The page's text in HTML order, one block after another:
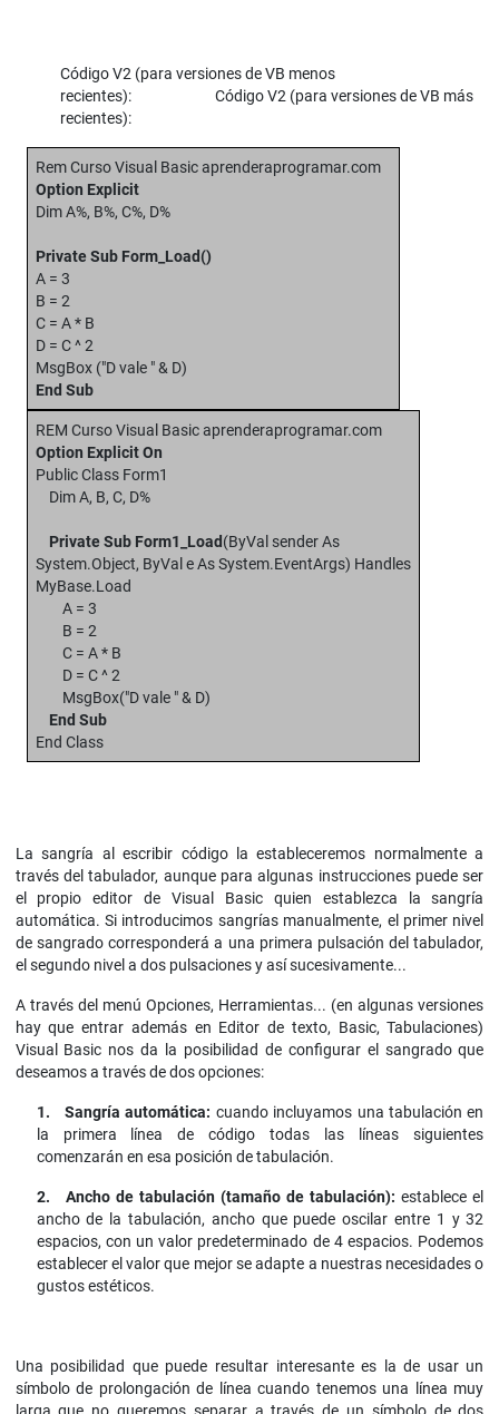
Código V2 (para versiones de VB menos
recientes): Código V2 (para versiones de VB más
recientes):
Rem Curso Visual Basic aprenderaprogramar.com
Option Explicit
Dim A%, B%, C%, D%
Private Sub Form_Load()
A = 3
B = 2
C = A * B
D = C ^ 2
MsgBox ("D vale " & D)
End Sub
REM Curso Visual Basic aprenderaprogramar.com
Option Explicit On
Public Class Form1
Dim A, B, C, D%
Private Sub Form1_Load (ByVal sender As
System.Object, ByVal e As System.EventArgs) Handles
MyBase.Load
A = 3
B = 2
C = A * B
D = C ^ 2
MsgBox("D vale " & D)
End Sub
End Class
La sangría al escribir código la estableceremos normalmente a
través del tabulador, aunque para algunas instrucciones puede ser
el propio editor de Visual Basic quien establezca la sangría
automática. Si introducimos sangrías manualmente, el primer nivel
de sangrado corresponderá a una primera pulsación del tabulador,
el segundo nivel a dos pulsaciones y así sucesivamente...
A través del menú Opciones, Herramientas... (en algunas versiones
hay que entrar además en Editor de texto, Basic, Tabulaciones)
Visual Basic nos da la posibilidad de configurar el sangrado que
deseamos a través de dos opciones:
1. Sangría automática: cuando incluyamos una tabulación en
la primera línea de código todas las líneas siguientes
comenzarán en esa posición de tabulación.
2.Ancho de tabulación (tamaño de tabulación):establece el
ancho de la tabulación, ancho que puede oscilar entre 1 y 32
espacios, con un valor predeterminado de 4 espacios. Podemos
establecer el valor que mejor se adapte a nuestras necesidades o
gustos estéticos.
Una posibilidad que puede resultar interesante es la de usar un
símbolo de prolongación de línea cuando tenemos una línea muy